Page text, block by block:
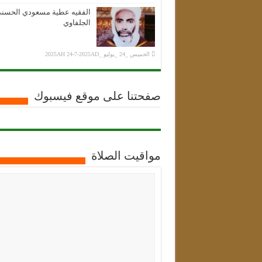
الفقيه عطية مسعودي
الجلفاوي
الخميس _24 _يوليو _2025AH 24-7-2025AD
صفحتنا على موقع فيسبوك
مواقيت الصلاة